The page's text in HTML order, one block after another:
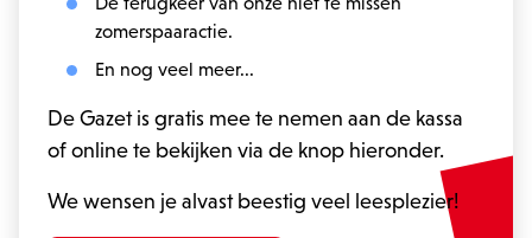
zomerspaaractie.
En nog veel meer...
De Gazet is gratis mee te nemen aan de kassa
of online te bekijken via de knop hieronder.
We wensen je alvast beestig veel leesplezier!